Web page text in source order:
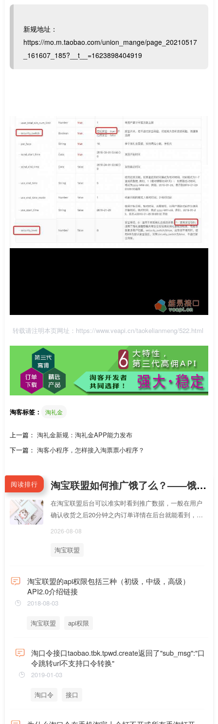
新规地址：
https://mo.m.taobao.com/union_mange/page_20210517
_161607_185?__t__=1623898404919
转载请注明本页网址： https://www.veapi.cn/taokelianmeng/522.html
淘客标签： 淘礼金
上一篇： 淘礼金新规：淘礼金APP能力发布
下一篇： 淘客小程序，怎样接入淘票票小程序？
阅读排行 淘宝联盟如何推广饿了么？——饿了么聚合页CPS推广（佣金6%起）
在淘宝联盟后台可以准实时看到推广数据，一般在用户
确认收货之后20分钟之内订单详情在后台就能看到，总
2026-08-08
淘宝联盟
淘宝联盟的api权限包括三种（初级，中级，高级）
API2.0介绍链接
2018-08-03
淘宝联盟 api权限
淘口令接口taobao.tbk.tpwd.create返回了"sub_msg":"口
令跳转url不支持口令转换"
2019-01-03
淘口令 接口